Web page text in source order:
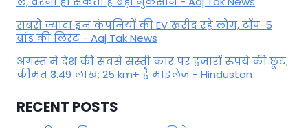
सबसे ज्यादा इन कंपनियों की EV खरीद रहे लोग, टॉप-5
ब्रांड की लिस्ट - Aaj Tak News
अगस्त में देश की सबसे सस्ती कार पर हजारों रुपये की छूट,
कीमत ₹3.49 लाख; 25 km+ है माइलेज - Hindustan
RECENT POSTS